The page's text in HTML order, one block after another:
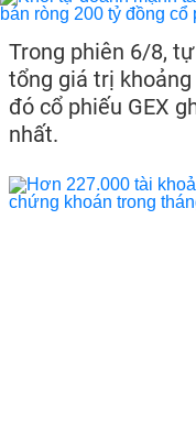
Trong phiên 6/8,
tổng giá trị khoảng
đó cổ phiếu GEX
nhất.